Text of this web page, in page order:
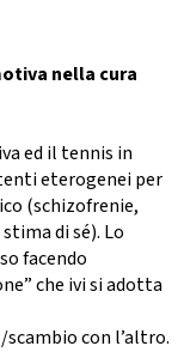
nella cura
ed il tennis in
eterogenei per
(schizofrenie,
di sé). Lo
facendo
che ivi si adotta
con l’altro.